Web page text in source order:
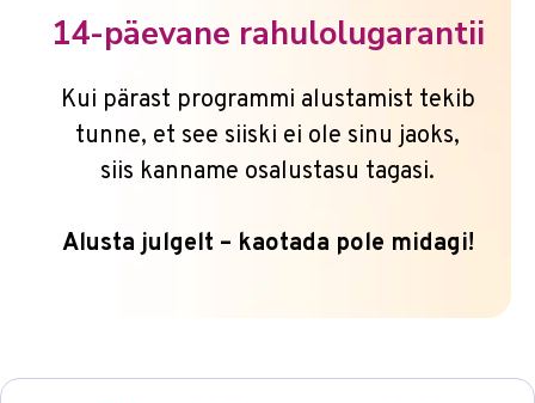
14-päevane rahulolugarantii
Kui pärast programmi alustamist tekib
tunne, et see siiski ei ole sinu jaoks,
siis kanname osalustasu tagasi.
Alusta julgelt – kaotada pole midagi!